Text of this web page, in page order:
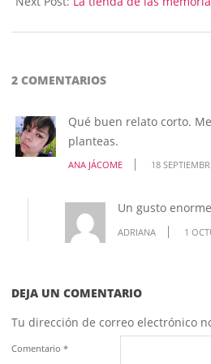
2 COMENTARIOS
Qué buen relato corto.
planteas.
ANA JÁCOME 18
Un gusto
ADRIANA 1
DEJA UN COMENTARIO
Tu dirección de correo electrónico
Comentario *